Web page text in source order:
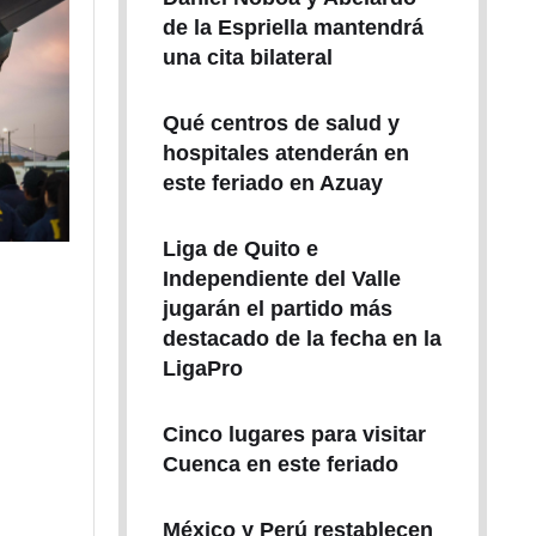
de la Espriella mantendrá
una cita bilateral
Qué centros de salud y
hospitales atenderán en
este feriado en Azuay
Liga de Quito e
Independiente del Valle
jugarán el partido más
destacado de la fecha en la
LigaPro
Cinco lugares para visitar
Cuenca en este feriado
México y Perú restablecen